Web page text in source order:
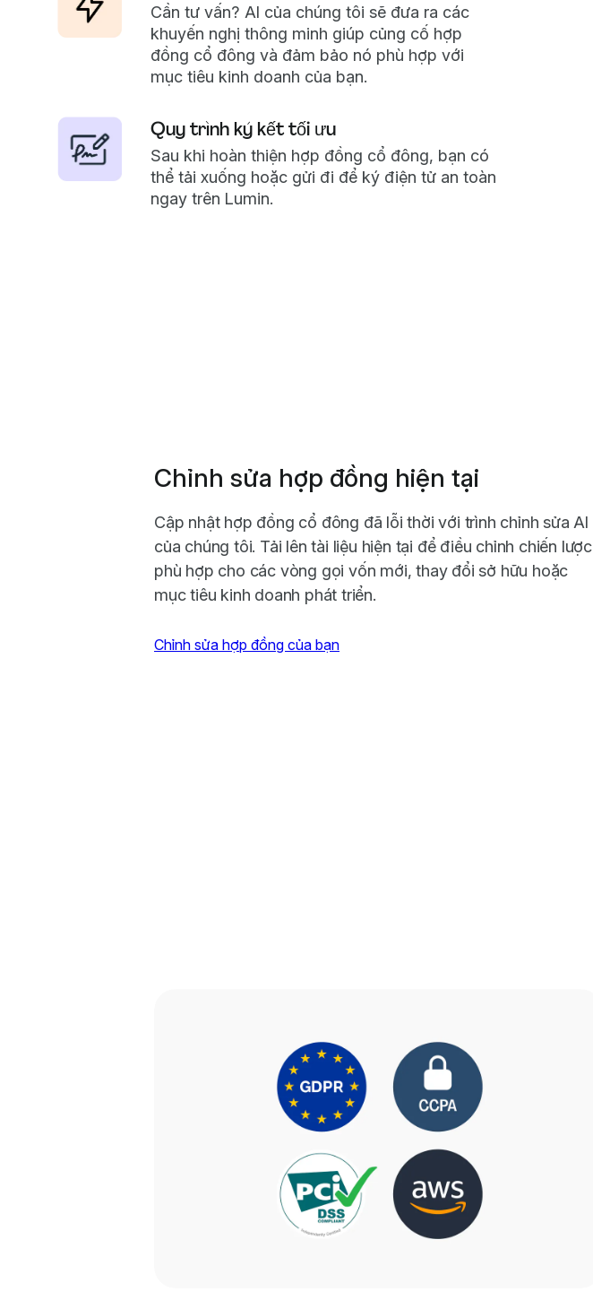
Cần tư vấn? AI của chúng tôi sẽ đưa ra các
khuyến nghị thông minh giúp củng cố hợp
đồng cổ đông và đảm bảo nó phù hợp với
mục tiêu kinh doanh của bạn.
Quy trình ký kết tối ưu
Sau khi hoàn thiện hợp đồng cổ đông, bạn có
thể tải xuống hoặc gửi đi để ký điện tử an toàn
ngay trên Lumin.
Chỉnh sửa hợp đồng hiện tại
Cập nhật hợp đồng cổ đông đã lỗi thời với trình chỉnh sửa AI
của chúng tôi. Tải lên tài liệu hiện tại để điều chỉnh chiến lược
phù hợp cho các vòng gọi vốn mới, thay đổi sở hữu hoặc
mục tiêu kinh doanh phát triển.
Chỉnh sửa hợp đồng của bạn